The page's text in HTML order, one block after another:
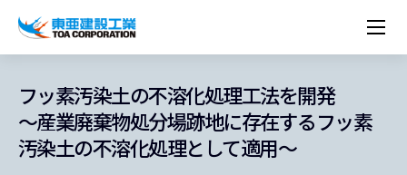
経営理念
トップメッセージ
労働安全衛生・環境・品質方針
営業種目
組織図
ネットワーク
コーポレートメッセージ
沿革
東亜坊や
株主・投資家情報
トップメッセージ
中期経営計画資料
最新IR資料
IRカレンダー
経営方針
IRライブラリー
ESGに関する外部評価
実績紹介
施設・用途別
国内から探す
現場レポート
サステナビリティ
トップメッセージ
環境行動規範
人権の尊重
コーポレートガバナンス
社会貢献活動
技術とサービス
フッ素汚染土の不溶化処理工法を開発
～産業廃棄物処分場跡地に存在するフッ素
汚染土の不溶化処理として適用～